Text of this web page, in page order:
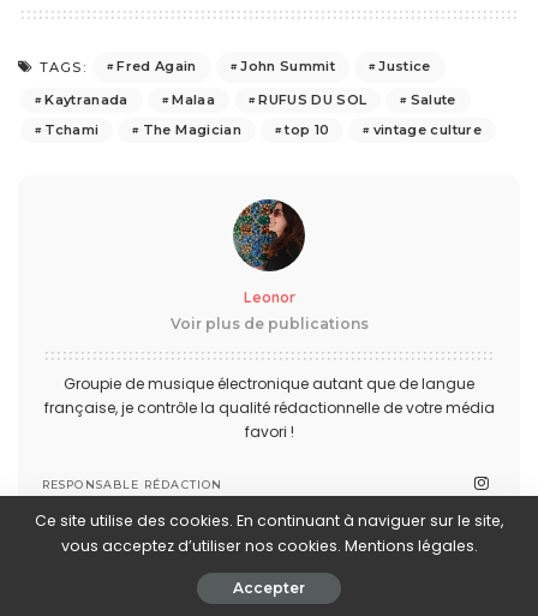
TAGS: Fred Again John Summit
Justice
Kaytranada
Malaa RUFUS DU SOL
Salute
Tchami
The Magician top 10 vintage culture
Leonor
Voir plus de publications
Groupie de musique électronique autant que de langue
française, je contrôle la qualité rédactionnelle de votre média
favori !
RESPONSABLE RÉDACTION
Ce site utilise des cookies. En continuant à naviguer sur le site,
vous acceptez d’utiliser nos cookies. Mentions légales.
Accepter